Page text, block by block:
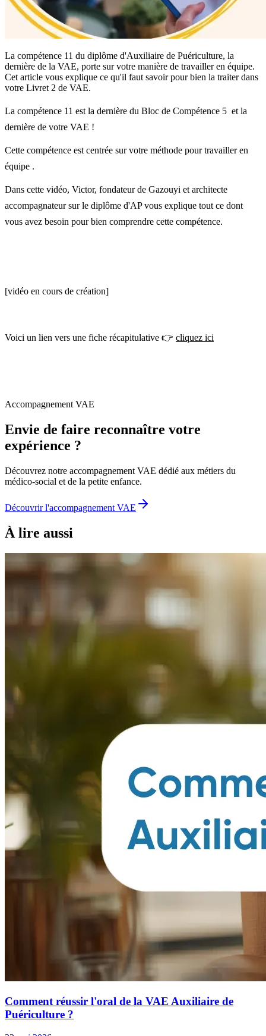
La compétence 11 du diplôme d'Auxiliaire de Puériculture, la
dernière de la VAE, porte sur votre manière de travailler en équipe.
Cet article vous explique ce qu'il faut savoir pour bien la traiter dans
votre Livret 2 de VAE.
La compétence 11 est la dernière du Bloc de Compétence 5 et la
dernière de votre VAE !
Cette compétence est centrée sur votre méthode pour travailler en
équipe .
Dans cette vidéo, Victor, fondateur de Gazouyi et architecte
accompagnateur sur le diplôme d'AP vous explique tout ce dont
vous avez besoin pour bien comprendre cette compétence.
[vidéo en cours de création]
Voici un lien vers une fiche récapitulative 👉 cliquez ici
Accompagnement VAE
Envie de faire reconnaître votre
expérience ?
Découvrez notre accompagnement VAE dédié aux métiers du
médico-social et de la petite enfance.
Découvrir l'accompagnement VAE
À lire aussi
Comment réussir l'oral de la VAE Auxiliaire de
Puériculture ?